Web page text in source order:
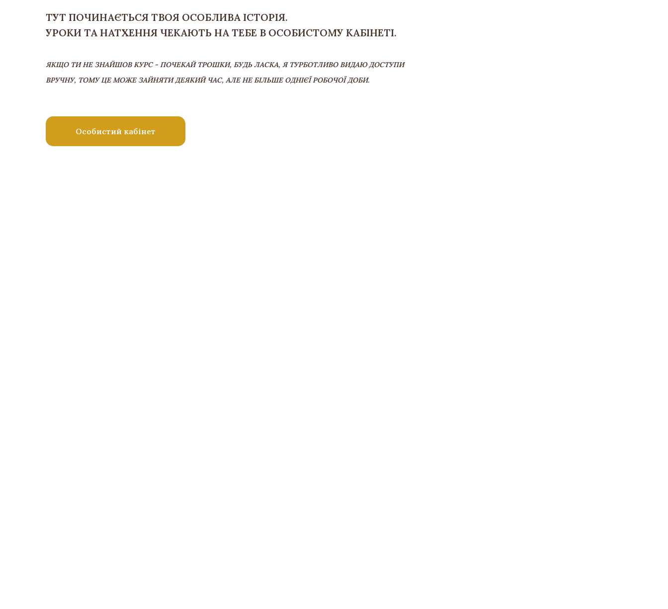
ТУТ ПОЧИНАЄТЬСЯ ТВОЯ ОСОБЛИВА ІСТОРІЯ.
УРОКИ ТА НАТХЕННЯ ЧЕКАЮТЬ НА ТЕБЕ В ОСОБИСТОМУ КАБІНЕТІ.
ЯКЩО ТИ НЕ ЗНАЙШОВ КУРС - ПОЧЕКАЙ ТРОШКИ, БУДЬ ЛАСКА, Я ТУРБОТЛИВО ВИДАЮ ДОСТУПИ
ВРУЧНУ, ТОМУ ЦЕ МОЖЕ ЗАЙНЯТИ ДЕЯКИЙ ЧАС, АЛЕ НЕ БІЛЬШЕ ОДНІЄЇ РОБОЧОЇ ДОБИ.
Особистий кабінет